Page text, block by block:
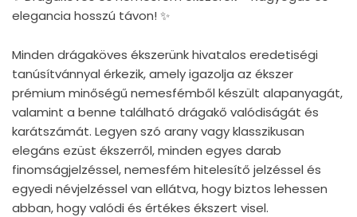
elegancia hosszú távon! ✨
Minden drágaköves ékszerünk hivatalos eredetiségi
tanúsítvánnyal érkezik, amely igazolja az ékszer
prémium minőségű nemesfémből készült alapanyagát,
valamint a benne található drágakő valódiságát és
karátszámát. Legyen szó arany vagy klasszikusan
elegáns ezüst ékszerről, minden egyes darab
finomságjelzéssel, nemesfém hitelesítő jelzéssel és
egyedi névjelzéssel van ellátva, hogy biztos lehessen
abban, hogy valódi és értékes ékszert visel.